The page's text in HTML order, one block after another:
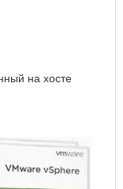
на хосте